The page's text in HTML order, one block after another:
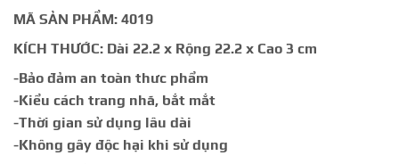
MÃ SẢN PHẨM: 4019
KÍCH THƯỚC: Dài 22.2 x Rộng 22.2 x Cao 3 cm
-Bảo đảm an toàn thưc phẩm
-Kiểu cách trang nhã, bắt mắt
-Thời gian sử dụng lâu dài
-Không gây độc hại khi sử dụng